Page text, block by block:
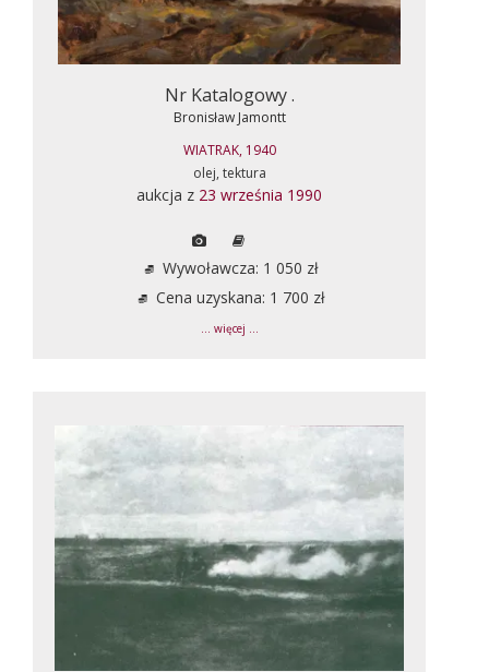
Nr Katalogowy .
Bronisław Jamontt
WIATRAK, 1940
olej, tektura
aukcja z 23 września 1990
Wywoławcza: 1 050 zł
Cena uzyskana: 1 700 zł
... więcej ...